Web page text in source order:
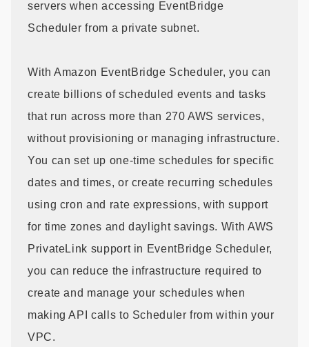
servers when accessing EventBridge
Scheduler from a private subnet.
With Amazon EventBridge Scheduler, you can
create billions of scheduled events and tasks
that run across more than 270 AWS services,
without provisioning or managing infrastructure.
You can set up one-time schedules for specific
dates and times, or create recurring schedules
using cron and rate expressions, with support
for time zones and daylight savings. With AWS
PrivateLink support in EventBridge Scheduler,
you can reduce the infrastructure required to
create and manage your schedules when
making API calls to Scheduler from within your
VPC.